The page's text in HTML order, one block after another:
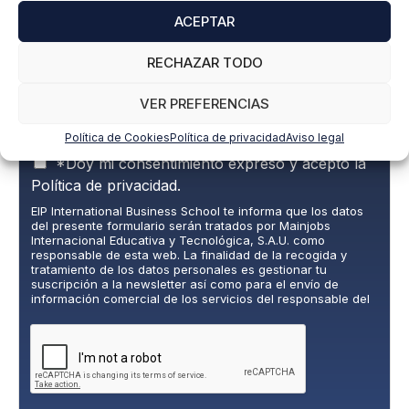
ACEPTAR
RECHAZAR TODO
VER PREFERENCIAS
Política de CookiesPolítica de privacidadAviso legal
*
P
o
í
t
i
c
a
d
e
v
*Doy mi consentimiento expreso y acepto la
Política de privacidad.
EIP International Business School te informa que los datos
del presente formulario serán tratados por Mainjobs
Internacional Educativa y Tecnológica, S.A.U. como
responsable de esta web. La finalidad de la recogida y
tratamiento de los datos personales es gestionar tu
suscripción a la newsletter así como para el envío de
información comercial de los servicios del responsable del
del/a interesado/a. No se cederán datos a terceros, salvo
obligación legal. Podrás ejercer tus derechos de acceso,
rectificación, limitación y supresión de los datos en
cumplimiento@grupomainjobs.com
, así como el derecho a
presentar una reclamación ante la autoridad de control.